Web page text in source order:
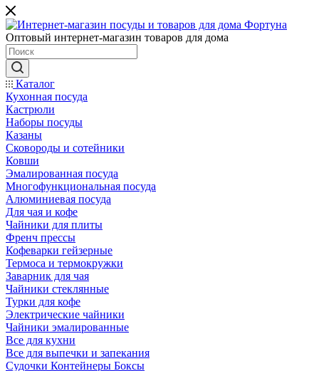
Оптовый интернет-магазин товаров для дома
Каталог
Кухонная посуда
Кастрюли
Наборы посуды
Казаны
Сковороды и сотейники
Ковши
Эмалированная посуда
Многофункциональная посуда
Алюминиевая посуда
Для чая и кофе
Чайники для плиты
Френч прессы
Кофеварки гейзерные
Термоса и термокружки
Заварник для чая
Чайники стеклянные
Турки для кофе
Электрические чайники
Чайники эмалированные
Все для кухни
Все для выпечки и запекания
Судочки Контейнеры Боксы